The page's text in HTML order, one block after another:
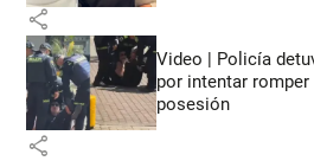
share
Video | Policía
por intentar
posesión
share